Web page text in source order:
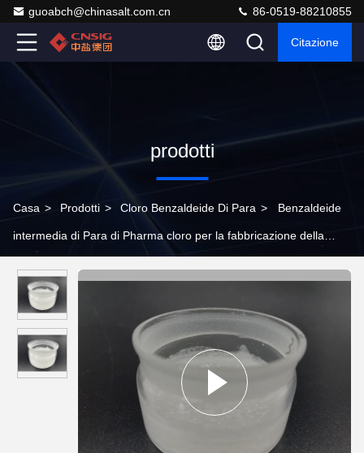
guoabch@chinasalt.com.cn 86-0519-88210855
Citazione
prodotti
Casa > Prodotti > Cloro Benzaldeide Di Para > Benzaldeide
intermedia di Para di Pharma cloro per la fabbricazione della